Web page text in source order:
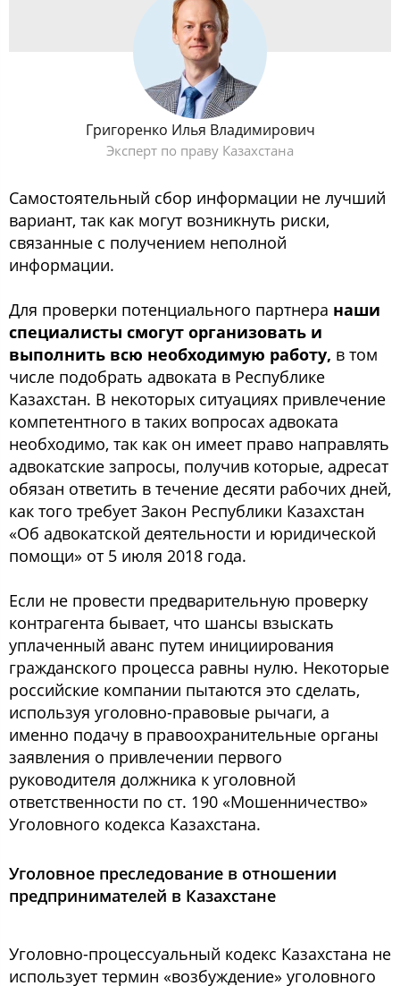
Григоренко Илья Владимирович
Эксперт по праву Казахстана
Самостоятельный сбор информации не лучший
вариант, так как могут возникнуть риски,
связанные с получением неполной
информации.
Для проверки потенциального партнера наши
специалисты смогут организовать и
выполнить всю необходимую работу, в том
числе подобрать адвоката в Республике
Казахстан. В некоторых ситуациях привлечение
компетентного в таких вопросах адвоката
необходимо, так как он имеет право направлять
адвокатские запросы, получив которые, адресат
обязан ответить в течение десяти рабочих дней,
как того требует Закон Республики Казахстан
«Об адвокатской деятельности и юридической
помощи» от 5 июля 2018 года.
Если не провести предварительную проверку
контрагента бывает, что шансы взыскать
уплаченный аванс путем инициирования
гражданского процесса равны нулю. Некоторые
российские компании пытаются это сделать,
используя уголовно-правовые рычаги, а
именно подачу в правоохранительные органы
заявления о привлечении первого
руководителя должника к уголовной
ответственности по ст. 190 «Мошенничество»
Уголовного кодекса Казахстана.
Уголовное преследование в отношении
предпринимателей в Казахстане
Уголовно-процессуальный кодекс Казахстана не
использует термин «возбуждение» уголовного